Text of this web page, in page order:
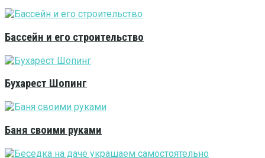
Бассейн и его строительство
Бухарест Шопинг
Баня своими руками